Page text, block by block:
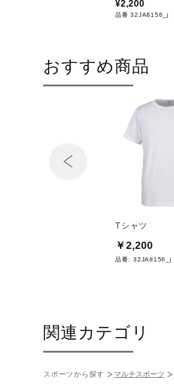
¥2,200
品番 32JA8156_j
おすすめ商品
Tシャツ
￥2,200
品番: 32JA8156_j
関連カテゴリ
スポーツから探す マルチスポーツ